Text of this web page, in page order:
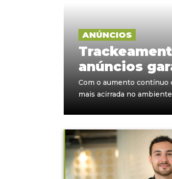
ANÚNCIOS
anúncios
Com o aumento contínuo
mais acirrada no